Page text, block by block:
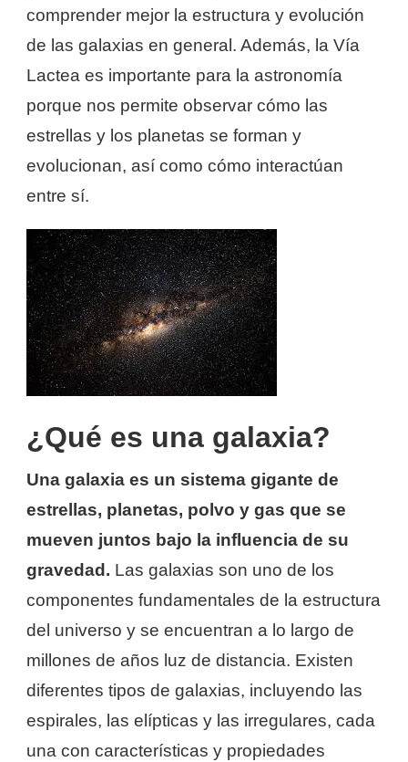
comprender mejor la estructura y evolución
de las galaxias en general. Además, la Vía
Lactea es importante para la astronomía
porque nos permite observar cómo las
estrellas y los planetas se forman y
evolucionan, así como cómo interactúan
entre sí.
¿Qué es una galaxia?
Una galaxia es un sistema gigante de
estrellas, planetas, polvo y gas que se
mueven juntos bajo la influencia de su
gravedad. Las galaxias son uno de los
componentes fundamentales de la estructura
del universo y se encuentran a lo largo de
millones de años luz de distancia. Existen
diferentes tipos de galaxias, incluyendo las
espirales, las elípticas y las irregulares, cada
una con características y propiedades